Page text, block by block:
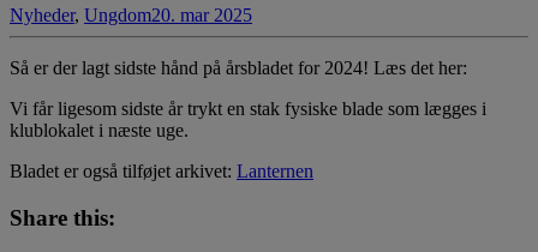
Nyheder, Ungdom20. mar 2025
Så er der lagt sidste hånd på årsbladet for 2024! Læs det her:
Vi får ligesom sidste år trykt en stak fysiske blade som lægges i
klublokalet i næste uge.
Bladet er også tilføjet arkivet: Lanternen
Share this: